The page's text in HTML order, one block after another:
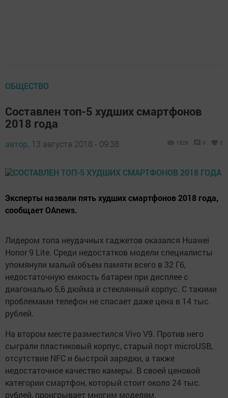
ОБЩЕСТВО
Составлен топ-5 худших смартфонов
2018 года
автор, 13 августа 2018 - 09:38 1529 0 0
Эксперты назвали пять худших смартфонов 2018 года,
сообщает OAnews.
Лидером топа неудачных гаджетов оказался Huawei
Honor 9 Lite. Среди недостатков модели специалисты
упомянули малый объем памяти всего в 32 Гб,
недостаточную емкость батареи при дисплее с
диагональю 5,6 дюйма и стеклянный корпус. С такими
проблемами телефон не спасает даже цена в 14 тыс.
рублей.
На втором месте разместился Vivo V9. Против него
сыграли пластиковый корпус, старый порт microUSB,
отсутствие NFC и быстрой зарядки, а также
недостаточное качество камеры. В своей ценовой
категории смартфон, который стоит около 24 тыс.
рублей, проигрывает многим моделям.